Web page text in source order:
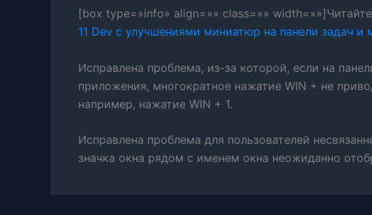
[box type=»info» align=»» class=»»
11 Dev с улучшениями миниатюр на панели задач и
Исправлена ​​проблема, из-за которой, если на
приложения, многократное нажатие WIN + не
например, нажатие WIN + 1.
Исправлена ​​проблема для пользователей
значка окна рядом с именем окна неожиданно